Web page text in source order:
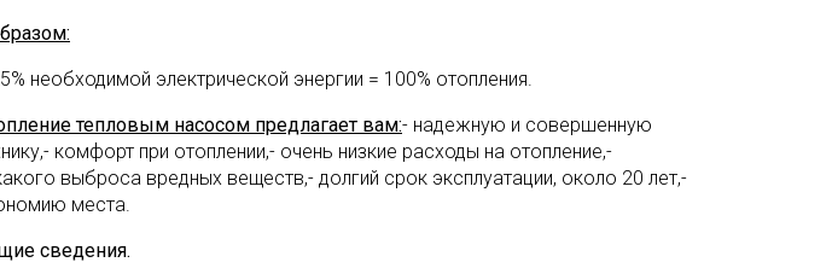
необходимой электрической энергии = 100% отопления.
тепловым насосом предлагает вам:- надежную и совершенную
комфорт при отоплении,- очень низкие расходы на отопление,-
выброса вредных веществ,- долгий срок эксплуатации, около 20 лет,-
места.
сведения.